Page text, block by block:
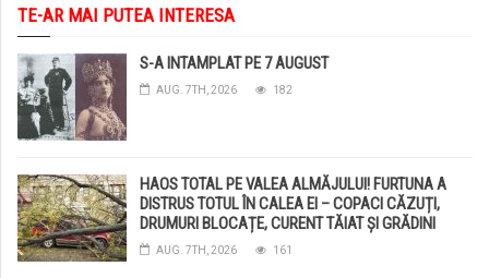
TE-AR MAI PUTEA INTERESA
S-A INTAMPLAT PE 7 AUGUST
AUG. 7TH, 2026 182
HAOS TOTAL PE VALEA ALMĂJULUI! FURTUNA A
DISTRUS TOTUL ÎN CALEA EI – COPACI CĂZUȚI,
DRUMURI BLOCAȚE, CURENT TĂIAT ȘI GRĂDINI
DISTRUSE DE GRINDINĂ!
AUG. 7TH, 2026 161